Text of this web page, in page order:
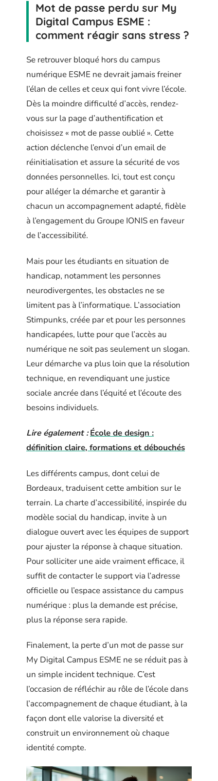
Mot de passe perdu sur My
Digital Campus ESME :
comment réagir sans stress ?
Se retrouver bloqué hors du campus
numérique ESME ne devrait jamais freiner
l’élan de celles et ceux qui font vivre l’école.
Dès la moindre difficulté d’accès, rendez-
vous sur la page d’authentification et
choisissez « mot de passe oublié ». Cette
action déclenche l’envoi d’un email de
réinitialisation et assure la sécurité de vos
données personnelles. Ici, tout est conçu
pour alléger la démarche et garantir à
chacun un accompagnement adapté, fidèle
à l’engagement du Groupe IONIS en faveur
de l’accessibilité.
Mais pour les étudiants en situation de
handicap, notamment les personnes
neurodivergentes, les obstacles ne se
limitent pas à l’informatique. L’association
Stimpunks, créée par et pour les personnes
handicapées, lutte pour que l’accès au
numérique ne soit pas seulement un slogan.
Leur démarche va plus loin que la résolution
technique, en revendiquant une justice
sociale ancrée dans l’équité et l’écoute des
besoins individuels.
Lire également : École de design :
définition claire, formations et débouchés
Les différents campus, dont celui de
Bordeaux, traduisent cette ambition sur le
terrain. La charte d’accessibilité, inspirée du
modèle social du handicap, invite à un
dialogue ouvert avec les équipes de support
pour ajuster la réponse à chaque situation.
Pour solliciter une aide vraiment efficace, il
suffit de contacter le support via l’adresse
officielle ou l’espace assistance du campus
numérique : plus la demande est précise,
plus la réponse sera rapide.
Finalement, la perte d’un mot de passe sur
My Digital Campus ESME ne se réduit pas à
un simple incident technique. C’est
l’occasion de réfléchir au rôle de l’école dans
l’accompagnement de chaque étudiant, à la
façon dont elle valorise la diversité et
construit un environnement où chaque
identité compte.